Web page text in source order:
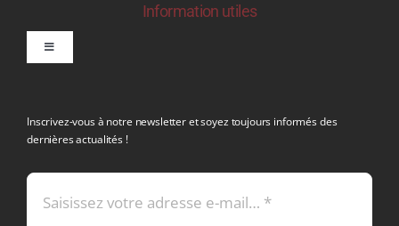
Information utiles
Toggle
Mentions légales
Inscrivez-vous à notre newsletter et soyez toujours informés des
dernières actualités !